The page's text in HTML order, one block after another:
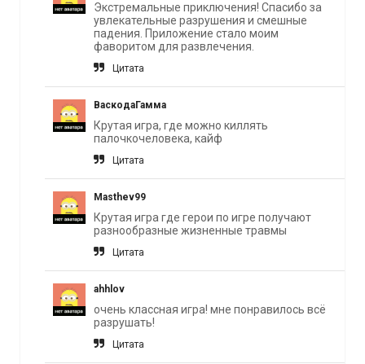
Экстремальные приключения! Спасибо за
увлекательные разрушения и смешные
падения. Приложение стало моим
фаворитом для развлечения.
Цитата
ВаскодаГамма
Крутая игра, где можно киллять
палочкочеловека, кайф
Цитата
Masthev99
Крутая игра где герои по игре получают
разнообразные жизненные травмы
Цитата
ahhlov
очень классная игра! мне понравилось всё
разрушать!
Цитата